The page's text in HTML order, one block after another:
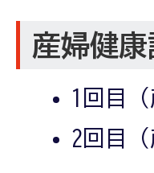
産婦健
1回目（
2回目（